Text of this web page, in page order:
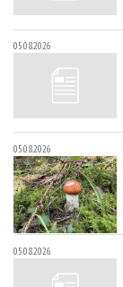
05.08.2026
05.08.2026
05.08.2026